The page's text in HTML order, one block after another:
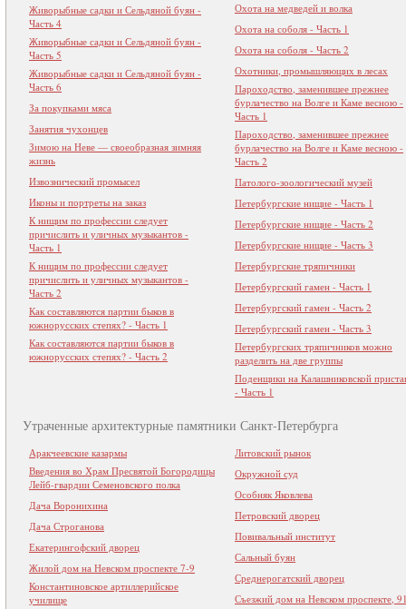
Живорыбные садки и Сельдяной буян -
Часть 4
Живорыбные садки и Сельдяной буян -
Часть 5
Живорыбные садки и Сельдяной буян -
Часть 6
За покупками мяса
Занятия чухонцев
Зимою на Неве — своеобразная зимняя
жизнь
Извознический промысел
Иконы и портреты на заказ
К нищим по профессии следует
причислить и уличных музыкантов -
Часть 1
К нищим по профессии следует
причислить и уличных музыкантов -
Часть 2
Как составляются партии быков в
южнорусских степях? - Часть 1
Как составляются партии быков в
южнорусских степях? - Часть 2
Охота на медведей и волка
Охота на соболя - Часть 1
Охота на соболя - Часть 2
Охотники, промышляющих в лесах
Пароходство, заменившее прежнее
бурлачество на Волге и Каме весною -
Часть 1
Пароходство, заменившее прежнее
бурлачество на Волге и Каме весною -
Часть 2
Патолого-зоологический музей
Петербургские нищие - Часть 1
Петербургские нищие - Часть 2
Петербургские нищие - Часть 3
Петербургские тряпичники
Петербургский гамен - Часть 1
Петербургский гамен - Часть 2
Петербургский гамен - Часть 3
Петербургских тряпичников можно
разделить на две группы
Поденщики на Калашниковской
- Часть 1
Утраченные архитектурные памятники Санкт-Петербурга
Аракчеевские казармы
Введения во Храм Пресвятой Богородицы
Лейб-гвардии Семеновского полка
Дача Воронихина
Дача Строганова
Екатерингофский дворец
Жилой дом на Невском проспекте 7-9
Константиновское артиллерийское
училище
Литовский рынок
Окружной суд
Особняк Яковлева
Петровский дворец
Повивальный институт
Сальный буян
Среднерогатский дворец
Съезжий дом на Невском проспекте,